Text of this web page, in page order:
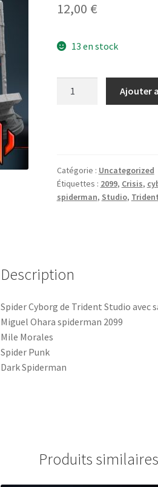
12,00 €
13 en stock
variantes)
de
Trident
Ajouter
Catégorie : Uncategorized
Étiquettes : 2099, Crisis,
spiderman, Studio, Trident
Description
Spider Cyborg de Trident Studio avec
Miguel Ohara spiderman 2099
Mile Morales
Spider Punk
Dark Spiderman
Produits similaires